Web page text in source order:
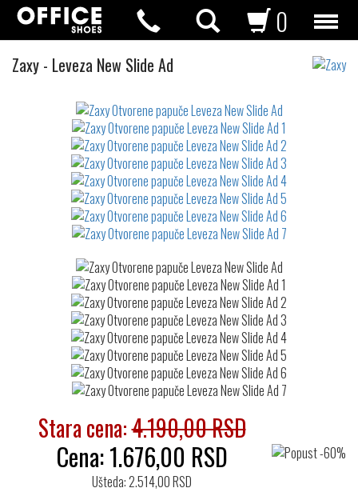
0
Zaxy Otvorene
- Leveza New Slide Ad
waterrepellent
Stara cena:4.190,00 RSD
Cena:1.676,00 RSD
Ušteda: 2.514,00 RSD